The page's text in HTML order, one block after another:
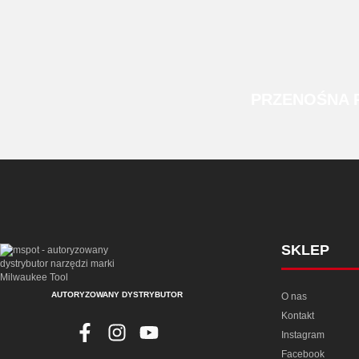
AUTORYZOWANY DYSTRYBUTOR
SKLEP
O nas
Kontakt
Instagram
Facebook